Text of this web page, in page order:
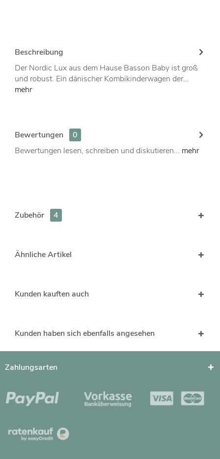
Beschreibung
Der Nordic Lux aus dem Hause Basson Baby ist groß
und robust. Ein dänischer Kombikinderwagen der...
mehr
Bewertungen
0
Bewertungen lesen, schreiben und diskutieren... mehr
Zubehör 4
Ähnliche Artikel
Kunden kauften auch
Kunden haben sich ebenfalls angesehen
Zahlungsarten